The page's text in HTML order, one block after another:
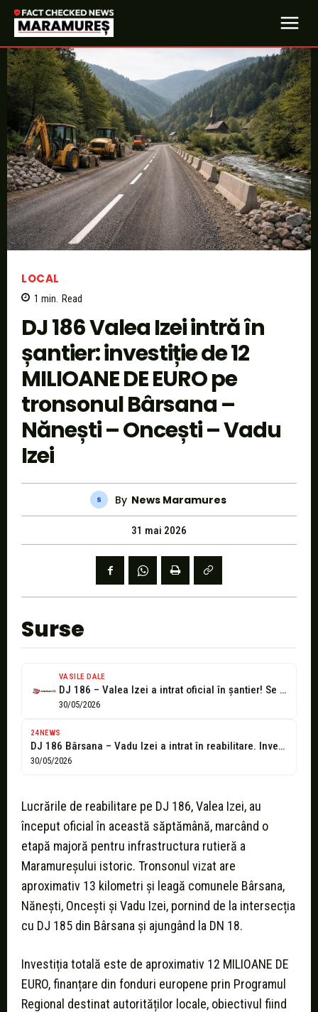
LOCAL
1 min. Read
DJ 186 Valea Izei intră în
șantier: investiție de 12
MILIOANE DE EURO pe
tronsonul Bârsana –
Nănești – Oncești – Vadu
Izei
By News Maramures
31 mai 2026
Surse
VASILE DALE
DJ 186 – Valea Izei a intrat oficial în șantier! Se reabilitează...
30/05/2026
24NEWS
DJ 186 Bârsana – Vadu Izei a intrat în reabilitare. Investiție de...
30/05/2026
Lucrările de reabilitare pe DJ 186, Valea Izei, au
început oficial în această săptămână, marcând o
etapă majoră pentru infrastructura rutieră a
Maramureșului istoric. Tronsonul vizat are
aproximativ 13 kilometri și leagă comunele Bârsana,
Nănești, Oncești și Vadu Izei, pornind de la intersecția
cu DJ 185 din Bârsana și ajungând la DN 18.
Investiția totală este de aproximativ 12 MILIOANE DE
EURO, finanțare din fonduri europene prin Programul
Regional destinat autorităților locale, obiectivul fiind